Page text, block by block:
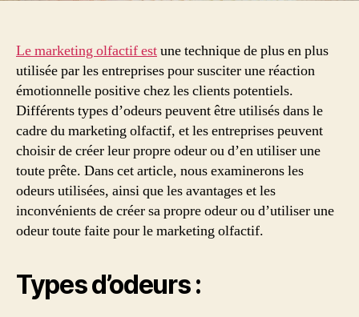
Le marketing olfactif estune technique de plus en plus
utilisée par les entreprises pour susciter une réaction
émotionnelle positive chez les clients potentiels.
Différents types d’odeurs peuvent être utilisés dans le
cadre du marketing olfactif, et les entreprises peuvent
choisir de créer leur propre odeur ou d’en utiliser une
toute prête. Dans cet article, nous examinerons les
odeurs utilisées, ainsi que les avantages et les
inconvénients de créer sa propre odeur ou d’utiliser une
odeur toute faite pour le marketing olfactif.
Types d’odeurs :